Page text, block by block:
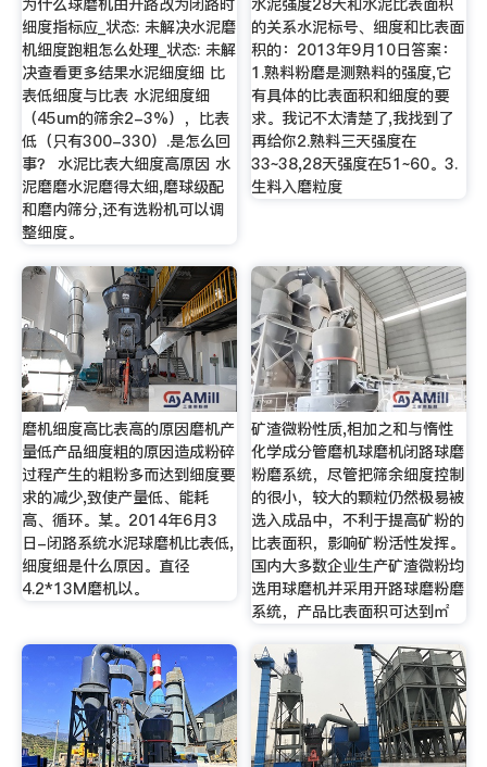
为什么球磨机由开路改为闭路时
细度指标应_状态: 未解决水泥磨
机细度跑粗怎么处理_状态: 未解
决查看更多结果水泥细度细 比
表低细度与比表 水泥细度细
（45um的筛余2-3%），比表
低（只有300-330）.是怎么回
事？ 水泥比表大细度高原因 水
泥磨磨水泥磨得太细,磨球级配
和磨内筛分,还有选粉机可以调
整细度。
水泥强度28天和水泥比表面积
的关系水泥标号、细度和比表面
积的：2013年9月10日答案：
1.熟料粉磨是测熟料的强度,它
有具体的比表面积和细度的要
求。我记不太清楚了,我找到了
再给你2.熟料三天强度在
33~38,28天强度在51~60。3.
生料入磨粒度
磨机细度高比表高的原因磨机产
量低产品细度粗的原因造成粉碎
过程产生的粗粉多而达到细度要
求的减少,致使产量低、能耗
高、循环。某。2014年6月3
日-闭路系统水泥球磨机比表低,
细度细是什么原因。直径
4.2*13M磨机以。
矿渣微粉性质,相加之和与惰性
化学成分管磨机球磨机闭路球磨
粉磨系统，尽管把筛余细度控制
的很小，较大的颗粒仍然极易被
选入成品中，不利于提高矿粉的
比表面积，影响矿粉活性发挥。
国内大多数企业生产矿渣微粉均
选用球磨机并采用开路球磨粉磨
系统，产品比表面积可达到㎡